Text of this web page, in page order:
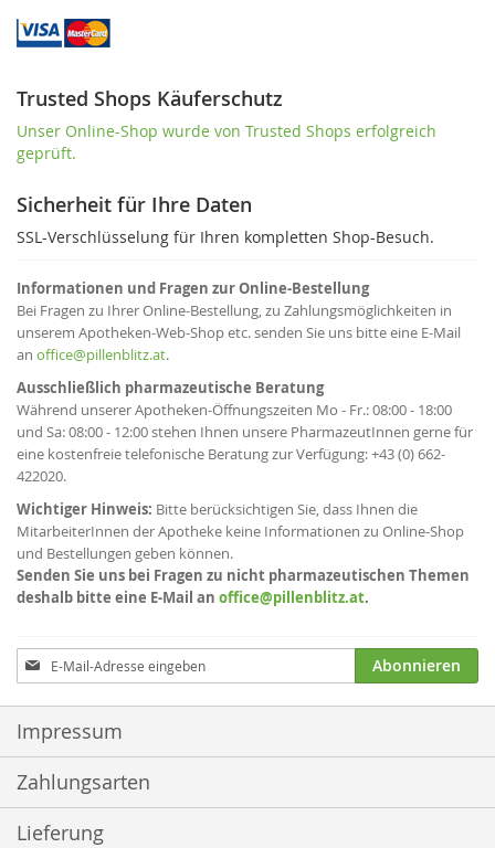
Trusted Shops Käuferschutz
Unser Online-Shop wurde von Trusted Shops erfolgreich
geprüft.
Sicherheit für Ihre Daten
SSL-Verschlüsselung für Ihren kompletten Shop-Besuch.
Informationen und Fragen zur Online-Bestellung
Bei Fragen zu Ihrer Online-Bestellung, zu Zahlungsmöglichkeiten in
unserem Apotheken-Web-Shop etc. senden Sie uns bitte eine E-Mail
an office@pillenblitz.at.
Ausschließlich pharmazeutische Beratung
Während unserer Apotheken-Öffnungszeiten Mo - Fr.: 08:00 - 18:00
und Sa: 08:00 - 12:00 stehen Ihnen unsere PharmazeutInnen gerne für
eine kostenfreie telefonische Beratung zur Verfügung: +43 (0) 662-
422020.
Wichtiger Hinweis: Bitte berücksichtigen Sie, dass Ihnen die
MitarbeiterInnen der Apotheke keine Informationen zu Online-Shop
und Bestellungen geben können.
Senden Sie uns bei Fragen zu nicht pharmazeutischen Themen
deshalb bitte eine E-Mail an office@pillenblitz.at.
Anmeldung
zum
Newsletter:
Abonnieren
Impressum
Zahlungsarten
Lieferung